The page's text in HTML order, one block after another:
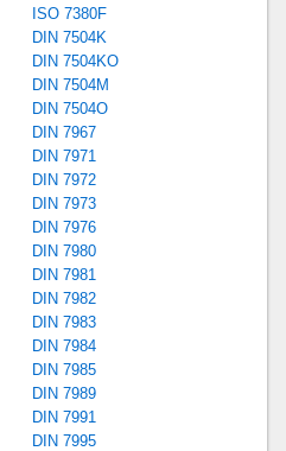
ISO 7380F
DIN 7504K
DIN 7504KO
DIN 7504M
DIN 7504O
DIN 7967
DIN 7971
DIN 7972
DIN 7973
DIN 7976
DIN 7980
DIN 7981
DIN 7982
DIN 7983
DIN 7984
DIN 7985
DIN 7989
DIN 7991
DIN 7995